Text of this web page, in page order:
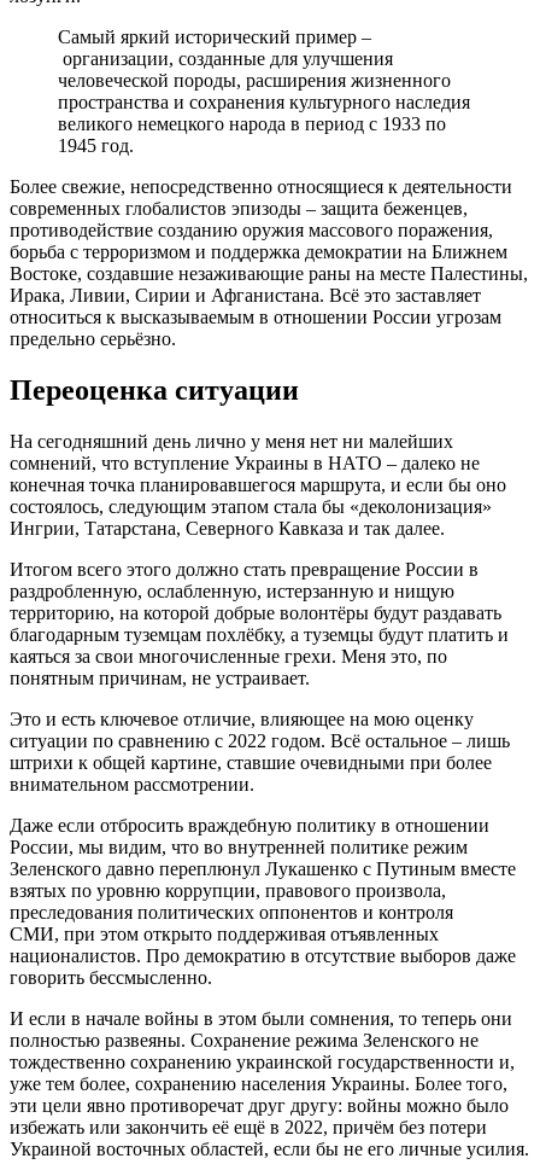
Самый яркий исторический пример –
организации, созданные для улучшения
человеческой породы, расширения жизненного
пространства и сохранения культурного наследия
великого немецкого народа в период с 1933 по
1945 год.
Более свежие, непосредственно относящиеся к деятельности
современных глобалистов эпизоды – защита беженцев,
противодействие созданию оружия массового поражения,
борьба с терроризмом и поддержка демократии на Ближнем
Востоке, создавшие незаживающие раны на месте Палестины,
Ирака, Ливии, Сирии и Афганистана. Всё это заставляет
относиться к высказываемым в отношении России угрозам
предельно серьёзно.
Переоценка ситуации
На сегодняшний день лично у меня нет ни малейших
сомнений, что вступление Украины в НАТО – далеко не
конечная точка планировавшегося маршрута, и если бы оно
состоялось, следующим этапом стала бы «деколонизация»
Ингрии, Татарстана, Северного Кавказа и так далее.
Итогом всего этого должно стать превращение России в
раздробленную, ослабленную, истерзанную и нищую
территорию, на которой добрые волонтёры будут раздавать
благодарным туземцам похлёбку, а туземцы будут платить и
каяться за свои многочисленные грехи. Меня это, по
понятным причинам, не устраивает.
Это и есть ключевое отличие, влияющее на мою оценку
ситуации по сравнению с 2022 годом. Всё остальное – лишь
штрихи к общей картине, ставшие очевидными при более
внимательном рассмотрении.
Даже если отбросить враждебную политику в отношении
России, мы видим, что во внутренней политике режим
Зеленского давно переплюнул Лукашенко с Путиным вместе
взятых по уровню коррупции, правового произвола,
преследования политических оппонентов и контроля
СМИ, при этом открыто поддерживая отъявленных
националистов. Про демократию в отсутствие выборов даже
говорить бессмысленно.
И если в начале войны в этом были сомнения, то теперь они
полностью развеяны. Сохранение режима Зеленского не
тождественно сохранению украинской государственности и,
уже тем более, сохранению населения Украины. Более того,
эти цели явно противоречат друг другу: войны можно было
избежать или закончить её ещё в 2022, причём без потери
Украиной восточных областей, если бы не его личные усилия.